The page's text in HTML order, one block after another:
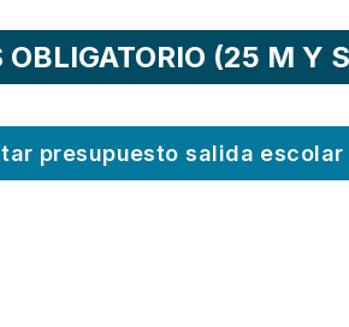
OBLIGATORIO (25 M Y
presupuesto salida escolar